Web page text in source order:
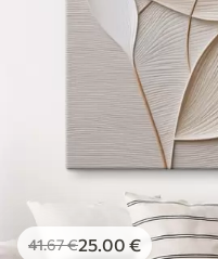
41.67€25.00 €